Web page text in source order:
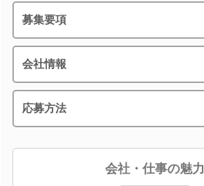
募集要項
会社情報
応募方法
会社・仕事の魅力